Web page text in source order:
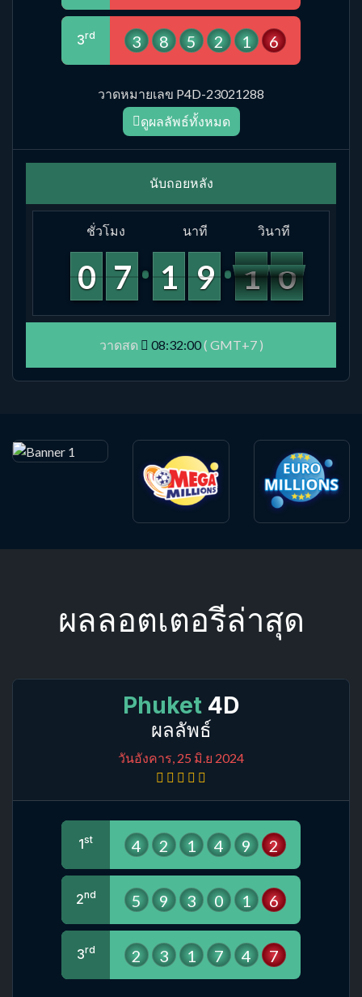
3rd 3 8 5 2 1 6
วาดหมายเลข P4D-23021288
ดูผลลัพธ์ทั้งหมด
นับถอยหลัง
ชั่วโมง
9
9
0
0 6
6
7
7
นาที
1
1
1
1 8
8
9
9
วินาที
1
0
0 0
9
9
วาดสด 08:32:00( GMT+7 )
ผลลอตเตอรีล่าสุด
Phuket 4D
ผลลัพธ์
วันอังคาร, 25 มิ.ย 2024
1st 4 2 1 4 9 2
2nd 5 9 3 0 1 6
3rd 2 3 1 7 4 7